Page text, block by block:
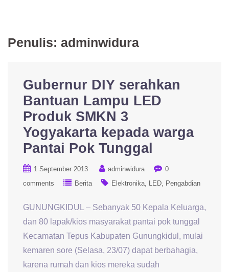
Penulis: adminwidura
Gubernur DIY serahkan
Bantuan Lampu LED
Produk SMKN 3
Yogyakarta kepada warga
Pantai Pok Tunggal
1 September 2013 adminwidura
0
comments
Berita Elektronika LED Pengabdian
GUNUNGKIDUL – Sebanyak 50 Kepala Keluarga,
dan 80 lapak/kios masyarakat pantai pok tunggal
Kecamatan Tepus Kabupaten Gunungkidul, mulai
kemaren sore (Selasa, 23/07) dapat berbahagia,
karena rumah dan kios mereka sudah